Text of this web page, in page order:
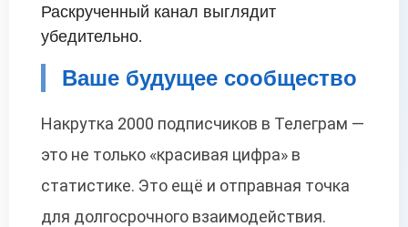
Раскрученный канал выглядит
убедительно.
Ваше будущее сообщество
Накрутка 2000 подписчиков в Телеграм —
это не только «красивая цифра» в
статистике. Это ещё и отправная точка
для долгосрочного взаимодействия.